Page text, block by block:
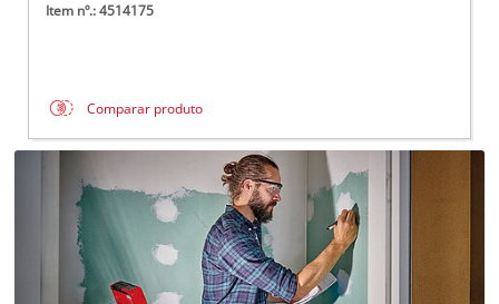
Item nº.: 4514175
Comparar produto